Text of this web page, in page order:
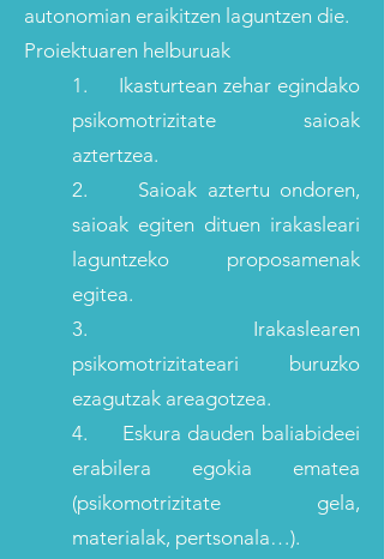
autonomian eraikitzen laguntzen die.
Proiektuaren helburuak
1. Ikasturtean zehar egindako
psikomotrizitate saioak
aztertzea.
2. Saioak aztertu ondoren,
saioak egiten dituen irakasleari
laguntzeko proposamenak
egitea.
3. Irakaslearen
psikomotrizitateari buruzko
ezagutzak areagotzea.
4. Eskura dauden baliabideei
erabilera egokia ematea
(psikomotrizitate gela,
materialak, pertsonala…).